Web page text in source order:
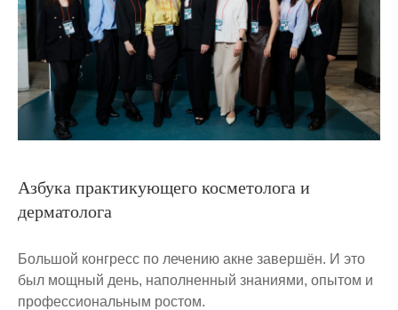
Азбука практикующего косметолога и
дерматолога
Большой конгресс по лечению акне завершён. И это
был мощный день, наполненный знаниями, опытом и
профессиональным ростом.